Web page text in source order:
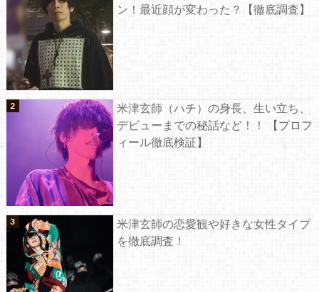
ン！最近顔が変わった？【徹底調査】
米津玄師（ハチ）の身長、生い立ち、
デビューまでの秘話など！！ 【プロフ
ィール徹底検証】
米津玄師の恋愛観や好きな女性タイプ
を徹底調査！